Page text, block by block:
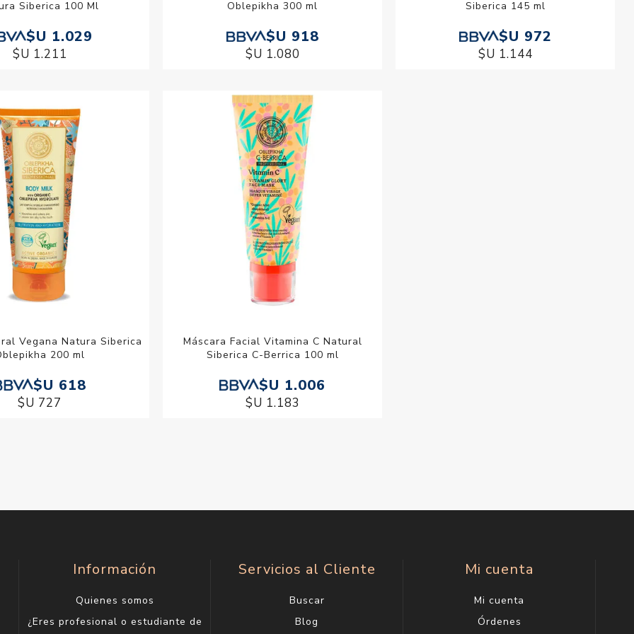
Siberica 100 Ml
$U 1.029
$U 1.211
Oblepikha 300 ml
$U 918
$U 1.080
Siberica 145 ml
$U 972
$U 1.144
Vegana Natura Siberica
200 ml
$U 618
$U 727
Máscara Facial Vitamina C Natural
Siberica C-Berrica 100 ml
$U 1.006
$U 1.183
Información
Quienes somos
¿Eres profesional o estudiante de
Servicios al Cliente
Buscar
Blog
Mi cuenta
Mi cuenta
Órdenes